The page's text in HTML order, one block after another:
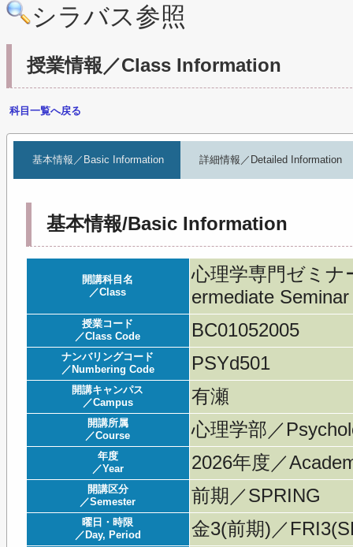
シラバス参照
授業情報／Class Information
科目一覧へ戻る
基本情報／Basic Information 詳細情報／Detailed Information
基本情報/Basic Information
開講科目名
／Class
心理学専門ゼミナ
ermediate
授業コード
／Class Code
BC01052005
ナンバリングコード
／Numbering Code
PSYd501
開講キャンパス
／Campus
有瀬
開講所属
／Course
心理学部／
年度
／Year
2026年度／
開講区分
／Semester
前期／SPRING
曜日・時限
／Day, Period
金3(前期)／